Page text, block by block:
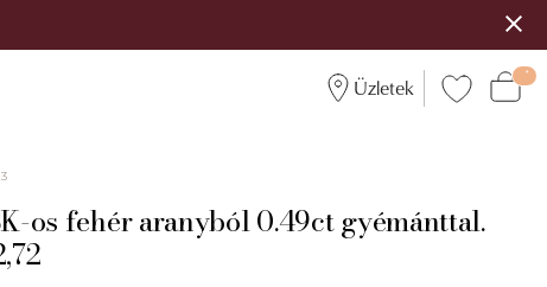
Üzletek
os fehér aranyból 0.49ct gyémánttal.